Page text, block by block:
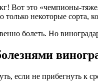
Вот это «чемпионы-
некоторые сорта,
болеть. Но
если не прибегнуть к